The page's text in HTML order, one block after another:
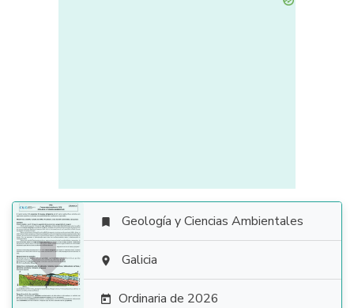

 Geología y Ciencias Ambientales
 Galicia
 Ordinaria de 2026